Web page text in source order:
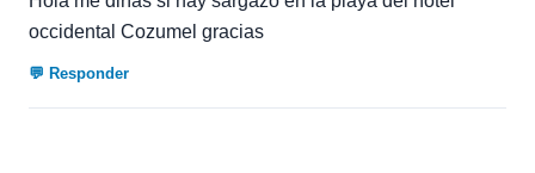
occidental Cozumel gracias
💬 Responder